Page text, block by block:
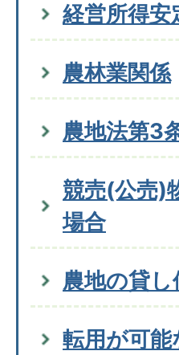
経営所得安
農林業関係
農地法第3
競売(公売)
場合
農地の貸
転用が可